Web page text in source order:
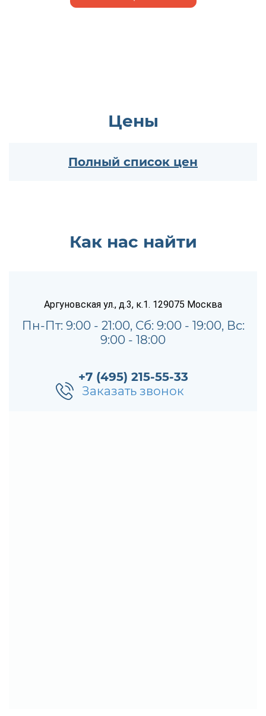
Цены
Полный список цен
Как нас найти
Аргуновская ул., д.3, к.1. 129075 Москва
Пн-Пт: 9:00 - 21:00, Сб: 9:00 - 19:00, Вс:
9:00 - 18:00
+7 (495) 215-55-33
Заказать звонок